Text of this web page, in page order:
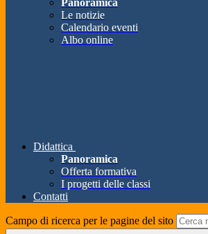
Panoramica
Le notizie
Calendario eventi
Albo online
Didattica
Panoramica
Offerta formativa
I progetti delle classi
Contatti
Campo di ricerca per le pagine del sito